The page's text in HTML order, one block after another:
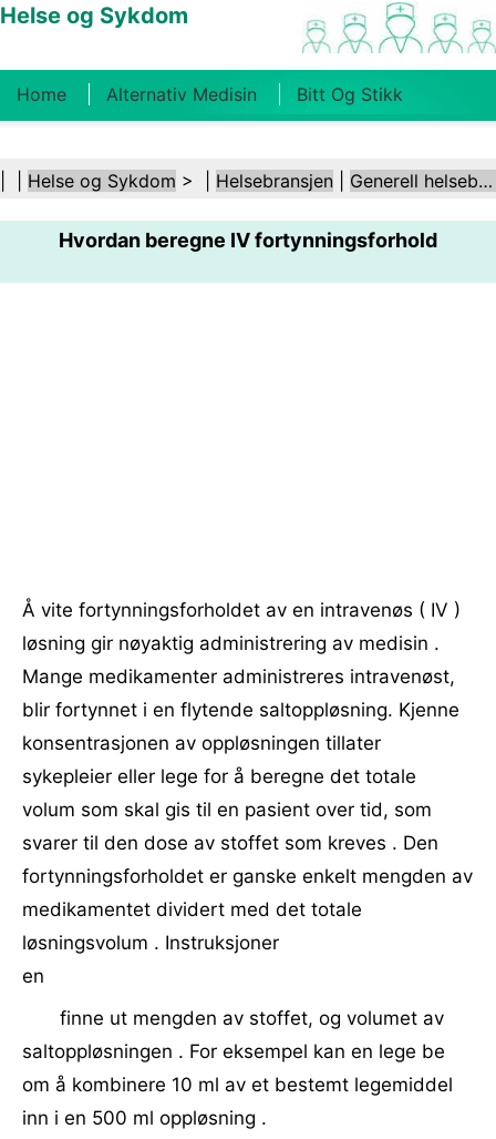
Helse og Sykdom
Home Alternativ Medisin Bitt Og Stikk
Kosthold Og Ernæring Familiehelse
Helsebransjen Psykisk Helse Folkehelse Og
Sikkerhet Kirurgi Og Prosedyrer Helse
Helse og Sykdom > | Helsebransjen Generell helsebransje
Hvordan beregne IV fortynningsforhold
Å vite fortynningsforholdet av en intravenøs ( IV )
løsning gir nøyaktig administrering av medisin .
Mange medikamenter administreres intravenøst,
blir fortynnet i en flytende saltoppløsning. Kjenne
konsentrasjonen av oppløsningen tillater
sykepleier eller lege for å beregne det totale
volum som skal gis til en pasient over tid, som
svarer til den dose av stoffet som kreves . Den
fortynningsforholdet er ganske enkelt mengden av
medikamentet dividert med det totale
løsningsvolum . Instruksjoner
en
finne ut mengden av stoffet, og volumet av
saltoppløsningen . For eksempel kan en lege be
om å kombinere 10 ml av et bestemt legemiddel
inn i en 500 ml oppløsning .